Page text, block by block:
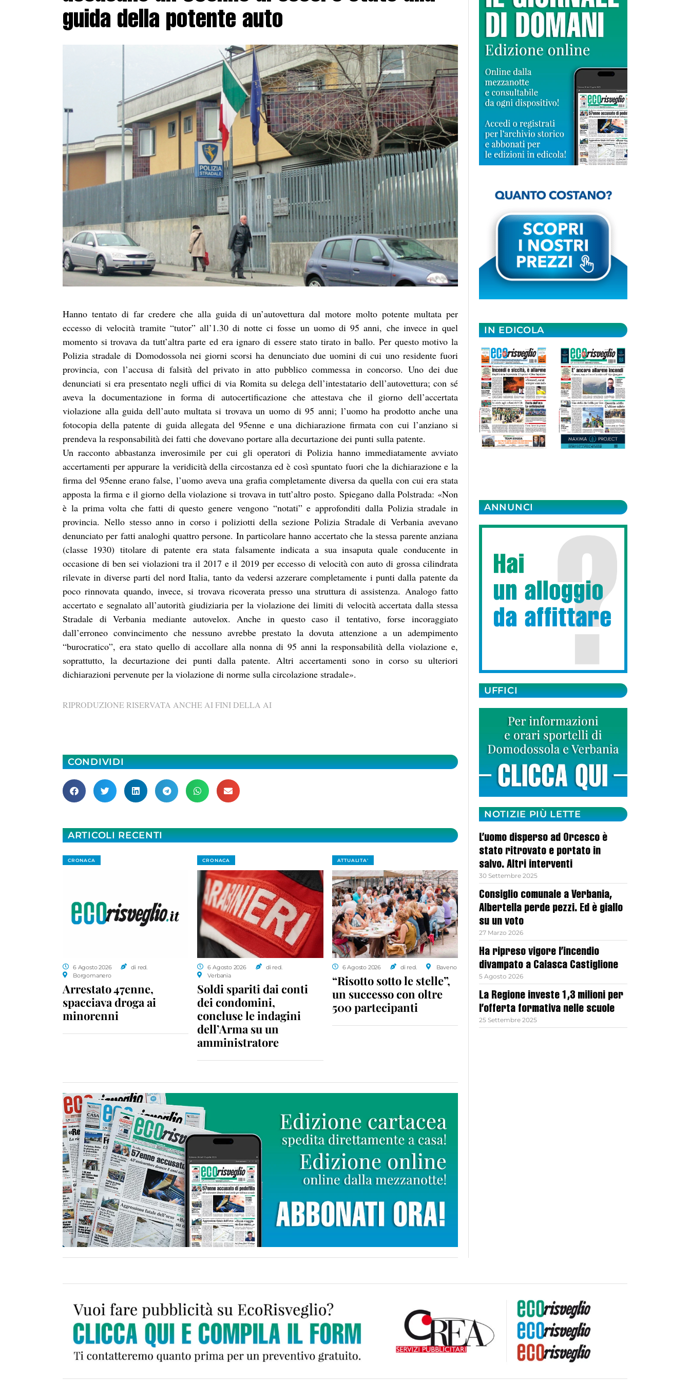
guida della potente auto
Hanno tentato di far credere che alla guida di un’autovettura dal motore molto potente multata per
eccesso di velocità tramite “tutor” all’1.30 di notte ci fosse un uomo di 95 anni, che invece in quel
momento si trovava da tutt’altra parte ed era ignaro di essere stato tirato in ballo. Per questo motivo la
Polizia stradale di Domodossola nei giorni scorsi ha denunciato due uomini di cui uno residente fuori
provincia, con l’accusa di falsità del privato in atto pubblico commessa in concorso. Uno dei due
denunciati si era presentato negli uffici di via Romita su delega dell’intestatario dell’autovettura; con sé
aveva la documentazione in forma di autocertificazione che attestava che il giorno dell’accertata
violazione alla guida dell’auto multata si trovava un uomo di 95 anni; l’uomo ha prodotto anche una
fotocopia della patente di guida allegata del 95enne e una dichiarazione firmata con cui l’anziano si
prendeva la responsabilità dei fatti che dovevano portare alla decurtazione dei punti sulla patente.
Un racconto abbastanza inverosimile per cui gli operatori di Polizia hanno immediatamente avviato
accertamenti per appurare la veridicità della circostanza ed è così spuntato fuori che la dichiarazione e la
firma del 95enne erano false, l’uomo aveva una grafia completamente diversa da quella con cui era stata
apposta la firma e il giorno della violazione si trovava in tutt’altro posto. Spiegano dalla Polstrada: «Non
è la prima volta che fatti di questo genere vengono “notati” e approfonditi dalla Polizia stradale in
provincia. Nello stesso anno in corso i poliziotti della sezione Polizia Stradale di Verbania avevano
denunciato per fatti analoghi quattro persone. In particolare hanno accertato che la stessa parente anziana
(classe 1930) titolare di patente era stata falsamente indicata a sua insaputa quale conducente in
occasione di ben sei violazioni tra il 2017 e il 2019 per eccesso di velocità con auto di grossa cilindrata
rilevate in diverse parti del nord Italia, tanto da vedersi azzerare completamente i punti dalla patente da
poco rinnovata quando, invece, si trovava ricoverata presso una struttura di assistenza. Analogo fatto
accertato e segnalato all’autorità giudiziaria per la violazione dei limiti di velocità accertata dalla stessa
Stradale di Verbania mediante autovelox. Anche in questo caso il tentativo, forse incoraggiato
dall’erroneo convincimento che nessuno avrebbe prestato la dovuta attenzione a un adempimento
“burocratico”, era stato quello di accollare alla nonna di 95 anni la responsabilità della violazione e,
soprattutto, la decurtazione dei punti dalla patente. Altri accertamenti sono in corso su ulteriori
dichiarazioni pervenute per la violazione di norme sulla circolazione stradale».
RIPRODUZIONE RISERVATA ANCHE AI FINI DELLA AI
CONDIVIDI
ARTICOLI RECENTI
CRONACA
6 Agosto 2026
di red.
Borgomanero
Arrestato 47enne,
spacciava droga ai
minorenni
CRONACA
6 Agosto 2026
di red.
Verbania
Soldi spariti dai conti
dei condomini,
concluse le indagini
dell’Arma su un
amministratore
ATTUALITA'
6 Agosto 2026 di red. Baveno
“Risotto sotto le stelle”,
un successo con oltre
500 partecipanti
IN EDICOLA
ANNUNCI
UFFICI
NOTIZIE PIÙ LETTE
L’uomo disperso ad Orcesco è
stato ritrovato e portato in
salvo. Altri interventi
30 Settembre 2025
Consiglio comunale a Verbania,
Albertella perde pezzi. Ed è giallo
su un voto
27 Marzo 2026
Ha ripreso vigore l’incendio
divampato a Calasca Castiglione
5 Agosto 2026
La Regione investe 1,3 milioni per
l’offerta formativa nelle scuole
25 Settembre 2025